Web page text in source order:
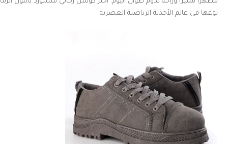
نوعها في عالم الأحذية الرياضية العصرية.